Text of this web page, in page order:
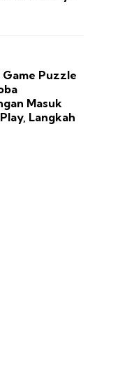
Puzzle
Masuk
Langkah